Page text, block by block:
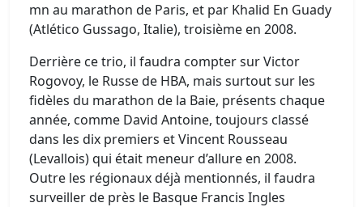
mn au marathon de Paris, et par Khalid En Guady
(Atlético Gussago, Italie), troisième en 2008.
Derrière ce trio, il faudra compter sur Victor
Rogovoy, le Russe de HBA, mais surtout sur les
fidèles du marathon de la Baie, présents chaque
année, comme David Antoine, toujours classé
dans les dix premiers et Vincent Rousseau
(Levallois) qui était meneur d’allure en 2008.
Outre les régionaux déjà mentionnés, il faudra
surveiller de près le Basque Francis Ingles